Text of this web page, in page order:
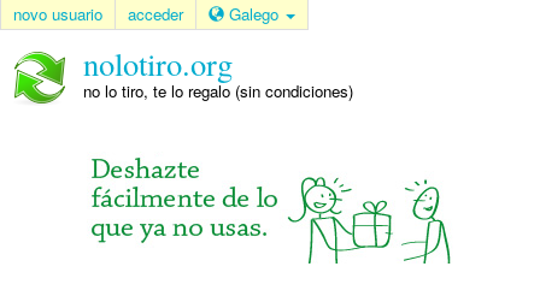
novo usuario acceder Galego
nolotiro.org
no lo tiro, te lo regalo (sin condiciones)